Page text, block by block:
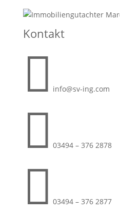
Kontakt
 info@sv-ing.com
 03494 – 376 2878
 03494 – 376 2877